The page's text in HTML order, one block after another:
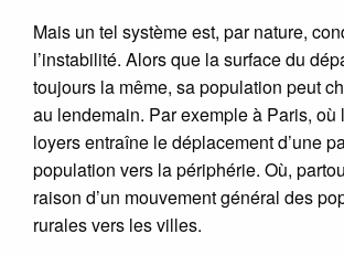
Mais un tel système est, par nature,
l’instabilité. Alors que la surface du
toujours la même, sa population peut
au lendemain. Par exemple à Paris, où
loyers entraîne le déplacement d’une
population vers la périphérie. Où,
raison d’un mouvement général des
rurales vers les villes.